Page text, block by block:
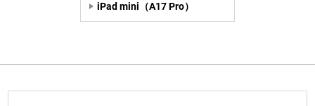
iPad mini（A17 Pro）